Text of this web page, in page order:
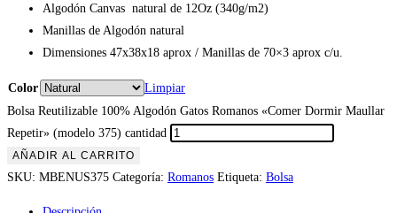
Algodón Canvas natural de 12Oz (340g/m2)
Manillas de Algodón natural
Dimensiones 47x38x18 aprox / Manillas de 70×3 aprox c/u.
Color
Limpiar
Bolsa Reutilizable 100% Algodón Gatos Romanos «Comer Dormir Maullar
Repetir» (modelo 375) cantidad
AÑADIR AL CARRITO
SKU: MBENUS375 Categoría: Romanos Etiqueta: Bolsa